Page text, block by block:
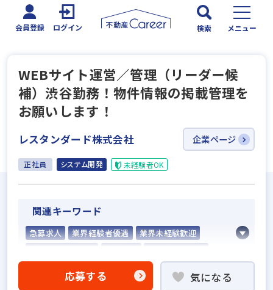
会員登録 ログイン 検索 メニュー
WEBサイト運営／管理（リーダー候
補）渋谷勤務！物件情報の掲載管理を
お願いします！
レスタンダード株式会社 企業ページ
正社員 システム開発 未経験者OK
関連キーワード
急募求人 業界経験者優遇
業界未経験歓迎
女性が活躍中
完全週休2日
年間休日120日以上
反響営業
応募する 気になる